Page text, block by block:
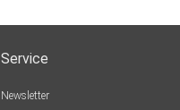
Service
Newsletter